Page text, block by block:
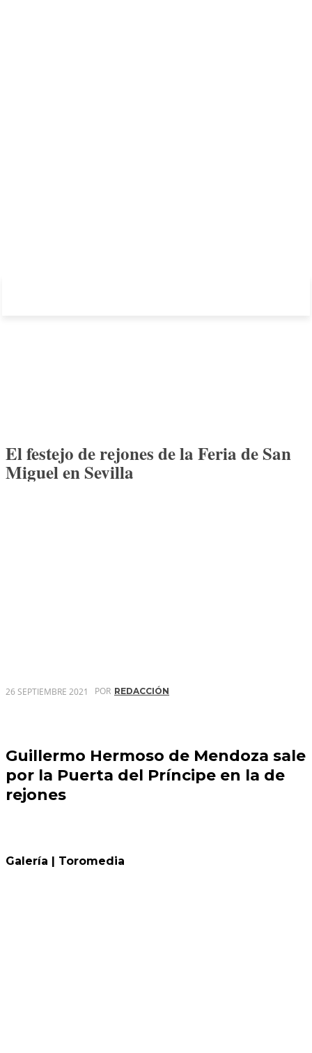
El festejo de rejones de la Feria de San
Miguel en Sevilla
26 SEPTIEMBRE 2021 POR REDACCIÓN
Guillermo Hermoso de Mendoza sale
por la Puerta del Príncipe en la de
rejones
Galería | Toromedia